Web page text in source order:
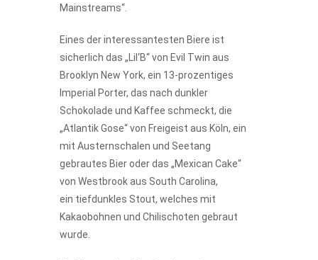
Mainstreams“.
Eines der interessantesten Biere ist
sicherlich das „Lil‘B“ von Evil Twin aus
Brooklyn New York, ein 13-prozentiges
Imperial Porter, das nach dunkler
Schokolade und Kaffee schmeckt, die
„Atlantik Gose“ von Freigeist aus Köln, ein
mit Austernschalen und Seetang
gebrautes Bier oder das „Mexican Cake“
von Westbrook aus South Carolina,
ein tiefdunkles Stout, welches mit
Kakaobohnen und Chilischoten gebraut
wurde.